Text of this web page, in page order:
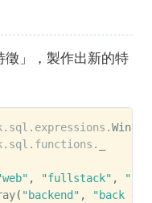
徵」，製作出新的特
. sql . expressions .
. sql . functions .
, "fullstack" ,
( "backend" ,
"back